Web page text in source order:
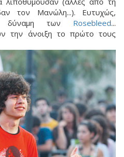
τον Μανώλη...). Ευτυχώς,
δύναμη των Rosebleed...
την άνοιξη το πρώτο τους